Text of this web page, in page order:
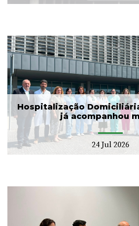
Hospitalização
já acompanhou
24 Jul 2026